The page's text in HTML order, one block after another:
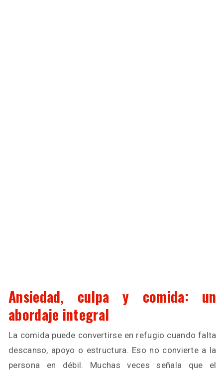
Ansiedad, culpa y comida: un
abordaje integral
La comida puede convertirse en refugio cuando falta
descanso, apoyo o estructura. Eso no convierte a la
persona en débil. Muchas veces señala que el